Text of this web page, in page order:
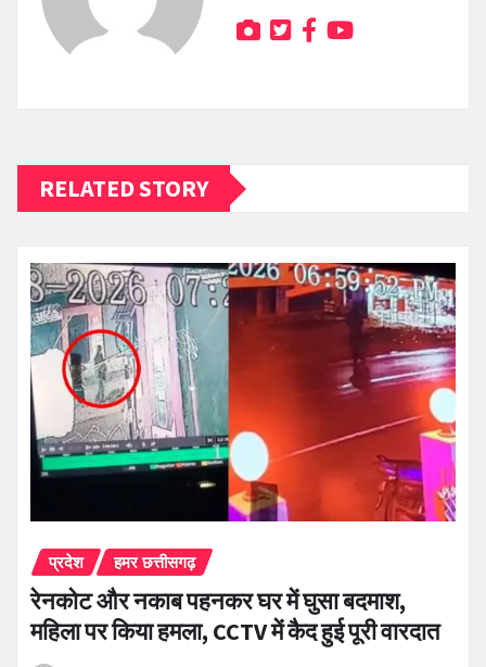
RELATED STORY
प्रदेश हमर छत्तीसगढ़
रेनकोट और नकाब पहनकर घर में घुसा बदमाश,
महिला पर किया हमला, CCTV में कैद हुई पूरी वारदात